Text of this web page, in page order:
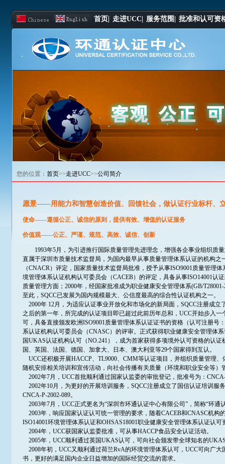
首页| 走进UCC| 服务范围| 批准和认可资
您的位置： 首页>>走进UCC>>公司简介
愿景——用能力和智慧创造价值、回馈社会，做认证行业标杆、
使命——遵循公正、诚信的原则，提供有效、增值的认证服务
价值观——公正、严谨、规范、高效、诚信、创新
1993年5月，为引进推行国际质量管理先进理念，增强各企事业组织质
直属于深圳市质量技术监督局，为国内最早从事质量管理体系认证的机构之
（CNACR）评定，国家质量技术监督局批准，授予从事ISO9001质量管理体
境管理体系认证机构认可委员会（CACEB）的评定，具备从事ISO14001认
质量管理方面； 2000年，经国家批准成为职业健康安全管理体系(GB/T28001-
至此， SQCC已发展为国内规模最大、公信度最高的综合性认证机构之一。
2000年 12月，为适应认证事业开放化和市场化的新局面， SQCC注册成立
之后的第一年，所完成的认证项目即已超过此前历年总和， UCC开始步入一
可，具备直接颁发欧洲ISO9001质量管理体系认证证书的资格（认可注册号：
系认证机构认可委员会（CNASC）的评审。正式获得职业健康安全管理体
国UKAS认证机构认可（NO.241 ），成为首家获得多项境外认可资格的认证
国、英国、法国、德国、加拿大、日本、澳大利亚等29个国家得到互认。
UCC还积极开展HACCP、 TL9000、 CMM等认证项目，并组织质量管理
随机安排相关培训和宣传活动，向社会传播有关质量（环境和职业安全等）
2002年7月， UCC首批顺利通过国家认监委的审批登记，批准号为：
2002年10月，为更好的开展培训服务， SQCC注册成立了国信认证培训服
CNCA-P-2002-089。
2003年7月， UCC正式更名为“深圳市环通认证中心有限公司 ” ，简称“环通
2003年，响应国家认证认可统一管理的要求，随着CACEB和CNASC机构
ISO14001环境管理体系认证和OHSAS18001职业健康安全管理体系认证认可
2004年， UCC获国家认监委批准，可从事HACCP食品安全认证活动。
2005年， UCC顺利通过英国UKAS认可，可向社会颁发带全球知名的
2008年初， UCC又顺利通过荷兰RvA的环境管理体系认可， UCC可向广大
书，更好的满足国内企业日益增加的国际经贸交流的需求。